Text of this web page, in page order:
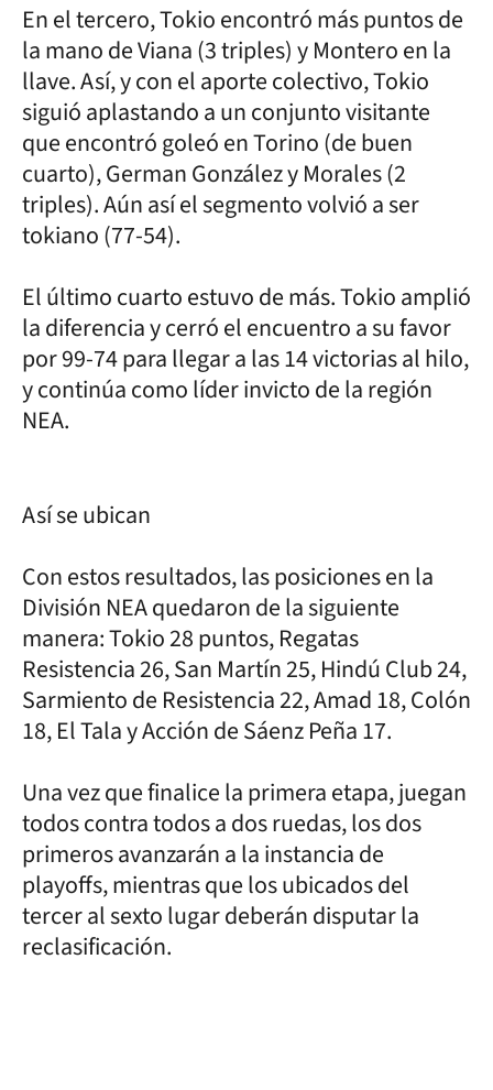
En el tercero, Tokio encontró más puntos de
la mano de Viana (3 triples) y Montero en la
llave. Así, y con el aporte colectivo, Tokio
siguió aplastando a un conjunto visitante
que encontró goleó en Torino (de buen
cuarto), German González y Morales (2
triples). Aún así el segmento volvió a ser
tokiano (77-54).
El último cuarto estuvo de más. Tokio amplió
la diferencia y cerró el encuentro a su favor
por 99-74 para llegar a las 14 victorias al hilo,
y continúa como líder invicto de la región
NEA.
Así se ubican
Con estos resultados, las posiciones en la
División NEA quedaron de la siguiente
manera: Tokio 28 puntos, Regatas
Resistencia 26, San Martín 25, Hindú Club 24,
Sarmiento de Resistencia 22, Amad 18, Colón
18, El Tala y Acción de Sáenz Peña 17.
Una vez que finalice la primera etapa, juegan
todos contra todos a dos ruedas, los dos
primeros avanzarán a la instancia de
playoffs, mientras que los ubicados del
tercer al sexto lugar deberán disputar la
reclasificación.